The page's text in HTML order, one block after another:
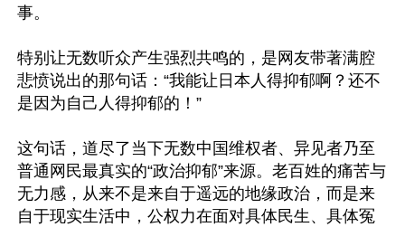
事。
特别让无数听众产生强烈共鸣的，是网友带著满腔
悲愤说出的那句话：“我能让日本人得抑郁啊？还不
是因为自己人得抑郁的！”
这句话，道尽了当下无数中国维权者、异见者乃至
普通网民最真实的“政治抑郁”来源。老百姓的痛苦与
无力感，从来不是来自于遥远的地缘政治，而是来
自于现实生活中，公权力在面对具体民生、具体冤